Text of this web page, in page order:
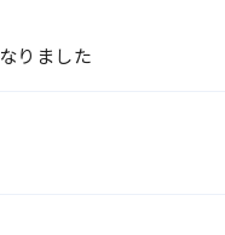
りました